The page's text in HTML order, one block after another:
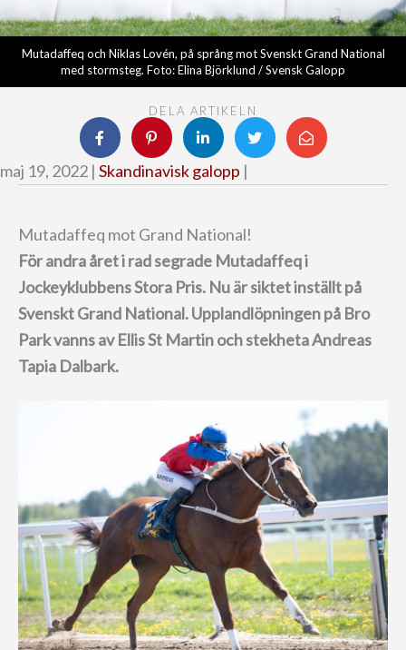
Mutadaffeq och Niklas Lovén, på språng mot Svenskt Grand National
med stormsteg. Foto: Elina Björklund / Svensk Galopp
DELA ARTIKELN
maj 19, 2022 | Skandinavisk galopp |
Mutadaffeq mot Grand National!
För andra året i rad segrade Mutadaffeq i
Jockeyklubbens Stora Pris. Nu är siktet inställt på
Svenskt Grand National.Upplandlöpningen på Bro
Park vanns av Ellis St Martin och stekheta Andreas
Tapia Dalbark.